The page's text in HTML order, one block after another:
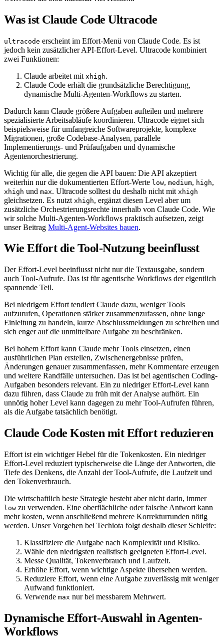
Was ist Claude Code Ultracode
ultracode erscheint im Effort-Menü von Claude Code. Es ist
jedoch kein zusätzlicher API-Effort-Level. Ultracode kombiniert
zwei Funktionen:
Claude arbeitet mit xhigh.
Claude Code erhält die grundsätzliche Berechtigung,
dynamische Multi-Agenten-Workflows zu starten.
Dadurch kann Claude größere Aufgaben aufteilen und mehrere
spezialisierte Arbeitsabläufe koordinieren. Ultracode eignet sich
beispielsweise für umfangreiche Softwareprojekte, komplexe
Migrationen, große Codebase-Analysen, parallele
Implementierungs- und Prüfaufgaben und dynamische
Agentenorchestrierung.
Wichtig für alle, die gegen die API bauen: Die API akzeptiert
weiterhin nur die dokumentierten Effort-Werte low, medium, high,
xhigh und max. Ultracode solltest du deshalb nicht mit xhigh
gleichsetzen. Es nutzt xhigh, ergänzt diesen Level aber um
zusätzliche Orchestrierungsrechte innerhalb von Claude Code. Wie
wir solche Multi-Agenten-Workflows praktisch aufsetzen, zeigt
unser Beitrag Multi-Agent-Websites bauen.
Wie Effort die Tool-Nutzung beeinflusst
Der Effort-Level beeinflusst nicht nur die Textausgabe, sondern
auch Tool-Aufrufe. Das ist für agentische Workflows der eigentlich
spannende Teil.
Bei niedrigem Effort tendiert Claude dazu, weniger Tools
aufzurufen, Operationen stärker zusammenzufassen, ohne lange
Einleitung zu handeln, kurze Abschlussmeldungen zu schreiben und
sich enger auf die unmittelbare Aufgabe zu beschränken.
Bei hohem Effort kann Claude mehr Tools einsetzen, einen
ausführlichen Plan erstellen, Zwischenergebnisse prüfen,
Änderungen genauer zusammenfassen, mehr Kommentare erzeugen
und weitere Randfälle untersuchen. Das ist bei agentischen Coding-
Aufgaben besonders relevant. Ein zu niedriger Effort-Level kann
dazu führen, dass Claude zu früh mit der Analyse aufhört. Ein
unnötig hoher Level kann dagegen zu mehr Tool-Aufrufen führen,
als die Aufgabe tatsächlich benötigt.
Claude Code Kosten mit Effort reduzieren
Effort ist ein wichtiger Hebel für die Tokenkosten. Ein niedriger
Effort-Level reduziert typischerweise die Länge der Antworten, die
Tiefe des Denkens, die Anzahl der Tool-Aufrufe, die Laufzeit und
den Tokenverbrauch.
Die wirtschaftlich beste Strategie besteht aber nicht darin, immer
low zu verwenden. Eine oberflächliche oder falsche Antwort kann
mehr kosten, wenn anschließend mehrere Korrekturrunden nötig
werden. Unser Vorgehen bei Techiota folgt deshalb dieser Schleife:
Klassifiziere die Aufgabe nach Komplexität und Risiko.
Wähle den niedrigsten realistisch geeigneten Effort-Level.
Messe Qualität, Tokenverbrauch und Laufzeit.
Erhöhe Effort, wenn wichtige Aspekte übersehen werden.
Reduziere Effort, wenn eine Aufgabe zuverlässig mit weniger
Aufwand funktioniert.
Verwende max nur bei messbarem Mehrwert.
Dynamische Effort-Auswahl in Agenten-
Workflows